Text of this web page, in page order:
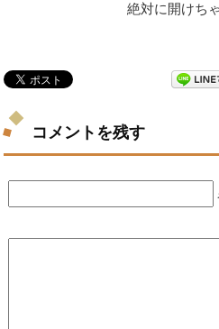
絶対に開けち
コメントを残す